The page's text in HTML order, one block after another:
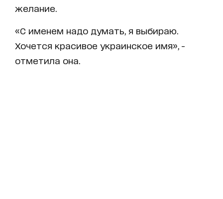
желание.
«С именем надо думать, я выбираю.
Хочется красивое украинское имя», -
отметила она.